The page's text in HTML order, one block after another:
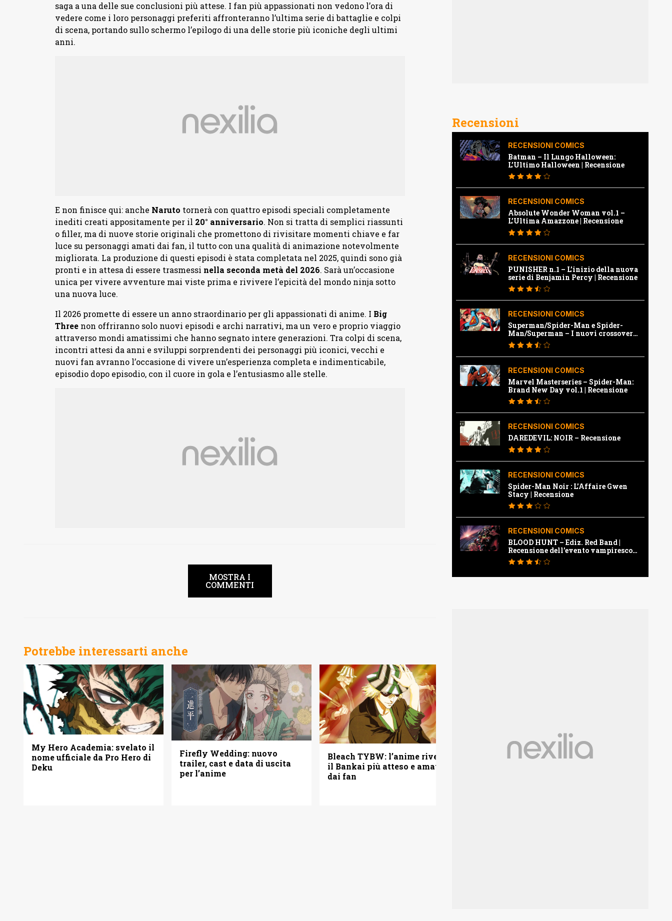
saga a una delle sue conclusioni più attese. I fan più appassionati non vedono l’ora di
vedere come i loro personaggi preferiti affronteranno l’ultima serie di battaglie e colpi
di scena, portando sullo schermo l’epilogo di una delle storie più iconiche degli ultimi
anni.
E non finisce qui: anche Naruto tornerà con quattro episodi speciali completamente
inediti creati appositamente per il 20° anniversario. Non si tratta di semplici riassunti
o filler, ma di nuove storie originali che promettono di rivisitare momenti chiave e far
luce su personaggi amati dai fan, il tutto con una qualità di animazione notevolmente
migliorata. La produzione di questi episodi è stata completata nel 2025, quindi sono già
pronti e in attesa di essere trasmessi nella seconda metà del 2026. Sarà un’occasione
unica per vivere avventure mai viste prima e rivivere l’epicità del mondo ninja sotto
una nuova luce.
Il 2026 promette di essere un anno straordinario per gli appassionati di anime. I Big
Threenon offriranno solo nuovi episodi e archi narrativi, ma un vero e proprio viaggio
attraverso mondi amatissimi che hanno segnato intere generazioni. Tra colpi di scena,
incontri attesi da anni e sviluppi sorprendenti dei personaggi più iconici, vecchi e
nuovi fan avranno l’occasione di vivere un’esperienza completa e indimenticabile,
episodio dopo episodio, con il cuore in gola e l’entusiasmo alle stelle.
MOSTRA I
COMMENTI
Potrebbe interessarti anche
My Hero Academia: svelato il
nome ufficiale da Pro Hero di
Deku
Firefly Wedding: nuovo
trailer, cast e data di uscita
per l’anime
Bleach TYBW: l’anime rivela
il Bankai più atteso e amato
dai fan
Recensioni
RECENSIONI COMICS
Batman – Il Lungo Halloween:
L’Ultimo Halloween | Recensione
RECENSIONI COMICS
Absolute Wonder Woman vol.1 –
L’Ultima Amazzone | Recensione
RECENSIONI COMICS
PUNISHER n.1 – L’inizio della nuova
serie di Benjamin Percy | Recensione
RECENSIONI COMICS
Superman/Spider-Man e Spider-
Man/Superman – I nuovi crossover
Marvel e Dc | Recensione
RECENSIONI COMICS
Marvel Masterseries – Spider-Man:
Brand New Day vol.1 | Recensione
RECENSIONI COMICS
DAREDEVIL: NOIR – Recensione
RECENSIONI COMICS
Spider-Man Noir : L’Affaire Gwen
Stacy | Recensione
RECENSIONI COMICS
BLOOD HUNT – Ediz. Red Band |
Recensione dell’evento vampiresco
della Marvel